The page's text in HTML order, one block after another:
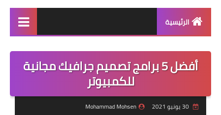
الرئيسية
مراجعات
حماية
اندرويد
أفضل 5 برامج تصميم جرافيك مجانية
للكمبيوتر
30 يونيو 2021
Mohammad Mohsen